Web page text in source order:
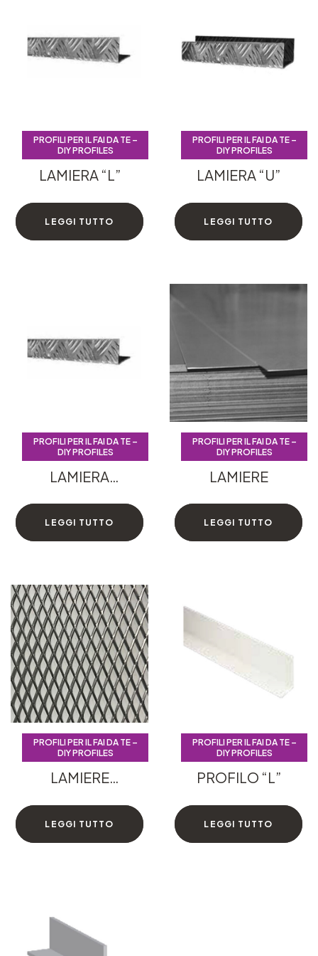
PROFILI PER IL FAI DA TE –
DIY PROFILES
LAMIERA “L”
PROFILI PER IL FAI DA TE –
DIY PROFILES
LEGGI TUTTO
PROFILI PER IL FAI DA TE –
DIY PROFILES
LAMIERA “U”
PROFILI PER IL FAI DA TE –
DIY PROFILES
LEGGI TUTTO
PROFILI PER IL FAI DA TE –
DIY PROFILES
LAMIERA
PROFILI PER IL FAI DA TE –
DIY PROFILES
LEGGI TUTTO
PROFILI PER IL FAI DA TE –
DIY PROFILES
LAMIERE
PROFILI PER IL FAI DA TE –
DIY PROFILES
LEGGI TUTTO
PROFILI PER IL FAI DA TE –
DIY PROFILES
LAMIERE
PROFILI PER IL FAI DA TE –
DIY PROFILES
LEGGI TUTTO
PROFILI PER IL FAI DA TE –
DIY PROFILES
PROFILO “L”
PROFILI PER IL FAI DA TE –
DIY PROFILES
LEGGI TUTTO